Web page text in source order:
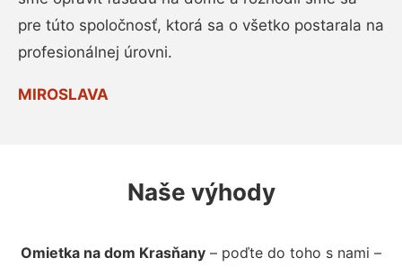
pre túto spoločnosť, ktorá sa o všetko postarala na
profesionálnej úrovni.
MIROSLAVA
Naše výhody
Omietka na dom Krasňany – poďte do toho s nami –